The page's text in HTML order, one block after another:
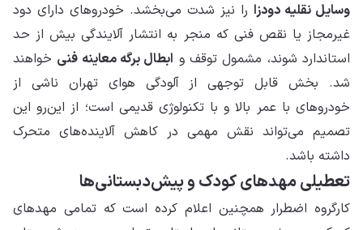
وسایل نقلیه دودزا را نیز شدت می‌بخشد. خودروهای دارای دود
غیرمجاز یا نقص فنی که منجر به انتشار آلایندگی بیش از حد
استاندارد شوند، مشمول توقف و ابطال برگه معاینه فنی خواهند
شد. بخش قابل توجهی از آلودگی هوای تهران ناشی از
خودروهای با عمر بالا و با تکنولوژی قدیمی است؛ از این‌رو این
تصمیم می‌تواند نقش مهمی در کاهش آلاینده‌های متحرک
داشته باشد.
تعطیلی مهدهای کودک و پیش‌دبستانی‌ها
کارگروه اضطرار همچنین اعلام کرده است که تمامی مهدهای